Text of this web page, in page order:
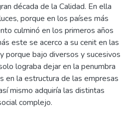
década de la Calidad. En ella
porque en los países más
culminó en los primeros años
este se acerco a su cenit en las
porque bajo diversos y sucesivos
lograba dejar en la penumbra
en la estructura de las empresas
mismo adquiría las distintas
complejo.